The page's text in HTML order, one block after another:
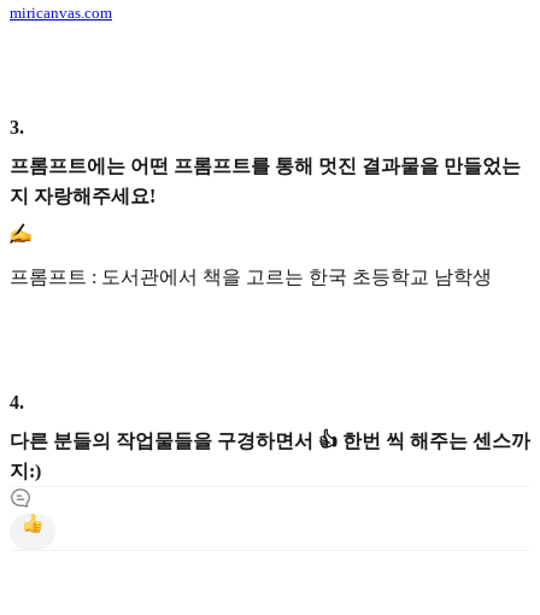
miricanvas.com
3.
프롬프트에는 어떤 프롬프트를 통해 멋진 결과물을 만들었는
지 자랑해주세요!
프롬프트 : 도서관에서 책을 고르는 한국 초등학교 남학생
4.
다른 분들의 작업물들을 구경하면서 👍 한번 씩 해주는 센스까
지:)